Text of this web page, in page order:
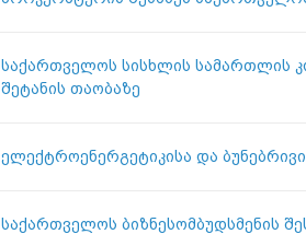
საქართველოს სისხლის სამართლის
შეტანის თაობაზე
ელექტროენერგეტიკისა და
საქართველოს ბიზნესომბუდსმენის